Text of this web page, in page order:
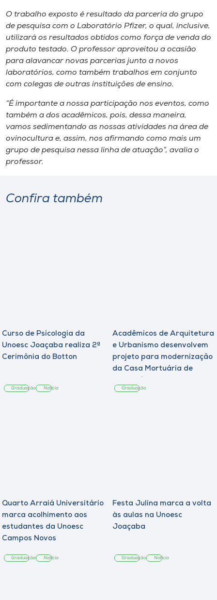
Selecione
o idioma
A-
O trabalho exposto é resultado da parceria do grupo
de pesquisa com o Laboratório Pfizer, o qual, inclusive,
utilizará os resultados obtidos como força de venda do
produto testado. O professor aproveitou a ocasião
para alavancar novas parcerias junto a novos
laboratórios, como também trabalhos em conjunto
com colegas de outras instituições de ensino.
“É importante a nossa participação nos eventos, como
também a dos acadêmicos, pois, dessa maneira,
vamos sedimentando as nossas atividades na área de
ovinocultura e, assim, nos afirmando como mais um
grupo de pesquisa nessa linha de atuação”, avalia o
professor.
Confira também
Curso de Psicologia da
Unoesc Joaçaba realiza 2ª
Cerimônia do Botton
Graduação Notícia
Acadêmicos de Arquitetura
e Urbanismo desenvolvem
projeto para modernização
da Casa Mortuária de
Graduação
Quarto Arraiá Universitário
marca acolhimento aos
estudantes da Unoesc
Campos Novos
Graduação Notícia
Festa Julina marca a volta
às aulas na Unoesc
Joaçaba
Graduação Notícia